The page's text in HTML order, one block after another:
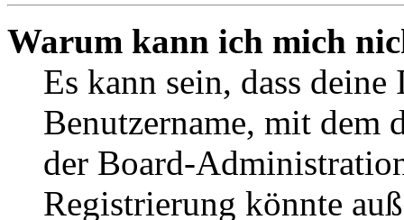
Warum kann ich mich
Es kann sein, dass
Benutzername, mit dem
der Board-
Registrierung könnte